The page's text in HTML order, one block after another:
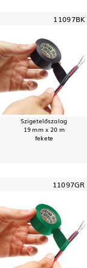
11097BK
Szigetelőszalag
19 mm x 20 m
fekete
11097GR